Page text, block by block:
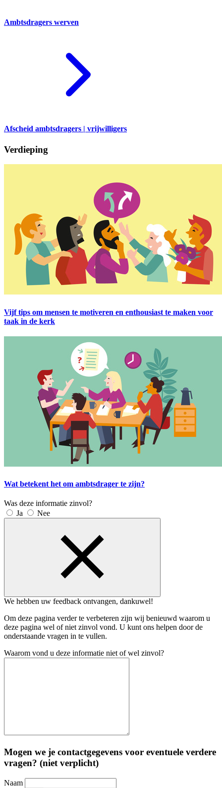
Ambtsdragers werven
Afscheid ambtsdragers | vrijwilligers
Verdieping
Vijf tips om mensen te motiveren en enthousiast te maken voor
taak in de kerk
Wat betekent het om ambtsdrager te zijn?
Was deze informatie zinvol?
Ja
Nee
We hebben uw feedback ontvangen, dankuwel!
Om deze pagina verder te verbeteren zijn wij benieuwd waarom u
deze pagina wel of niet zinvol vond. U kunt ons helpen door de
onderstaande vragen in te vullen.
Waarom vond u deze informatie niet of wel zinvol?
Mogen we je contactgegevens voor eventuele verdere
vragen? (niet verplicht)
Naam